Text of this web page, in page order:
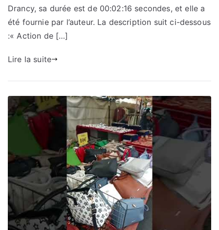
Drancy, sa durée est de 00:02:16 secondes, et elle a
été fournie par l’auteur. La description suit ci-dessous
:« Action de […]
Lire la suite